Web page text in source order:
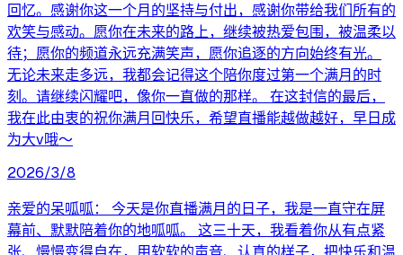
回忆。感谢你这一个月的坚持与付出，感谢你带给我们所有的
欢笑与感动。愿你在未来的路上，继续被热爱包围，被温柔以
待；愿你的频道永远充满笑声，愿你追逐的方向始终有光。
无论未来走多远，我都会记得这个陪你度过第一个满月的时
刻。请继续闪耀吧，像你一直做的那样。 在这封信的最后，
我在此由衷的祝你满月回快乐，希望直播能越做越好，早日成
为大v哦～
2026/3/8
亲爱的呆呱呱： 今天是你直播满月的日子，我是一直守在屏
幕前、默默陪着你的地呱呱。 这三十天，我看着你从有点紧